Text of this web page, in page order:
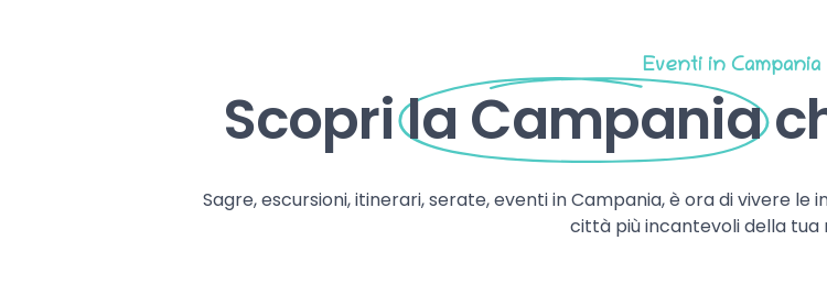
Eventi in Campania
Scoprila Campania
Sagre, escursioni, itinerari, serate, eventi in Campania, è ora di vivere
città più incantevoli della tua